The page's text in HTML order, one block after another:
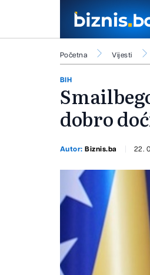
Početna Vijesti
BIH
dobro
Autor:Biznis.ba 22.